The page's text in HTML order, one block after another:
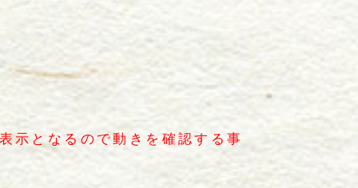
示となるので動きを確認する事